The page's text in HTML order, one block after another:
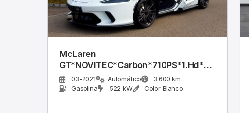
McLaren
PACK03-2021 Automático
3.600 km
Gasolina
522 kW Color Blanco